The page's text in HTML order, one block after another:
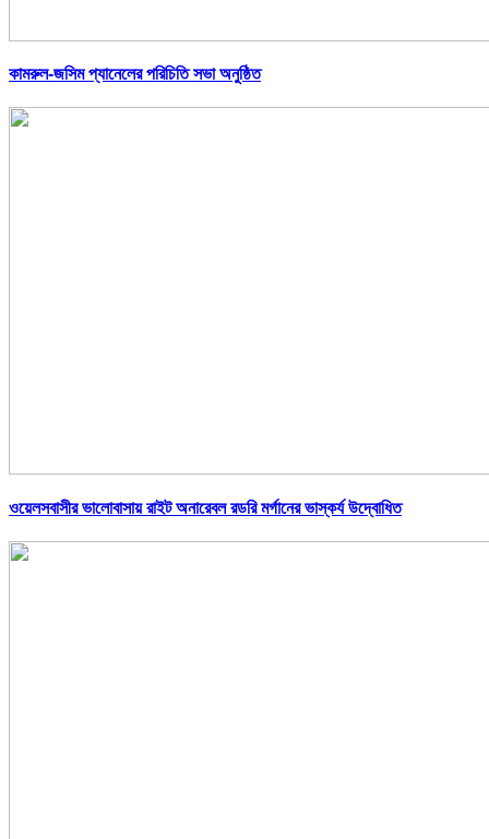
কামরুল-জসিম প্যানেলের পরিচিতি সভা অনুষ্ঠিত
ওয়েলসবাসীর ভালোবাসায় রাইট অনারেবল রডরি মর্গানের ভাস্কর্য উদ্বোধিত